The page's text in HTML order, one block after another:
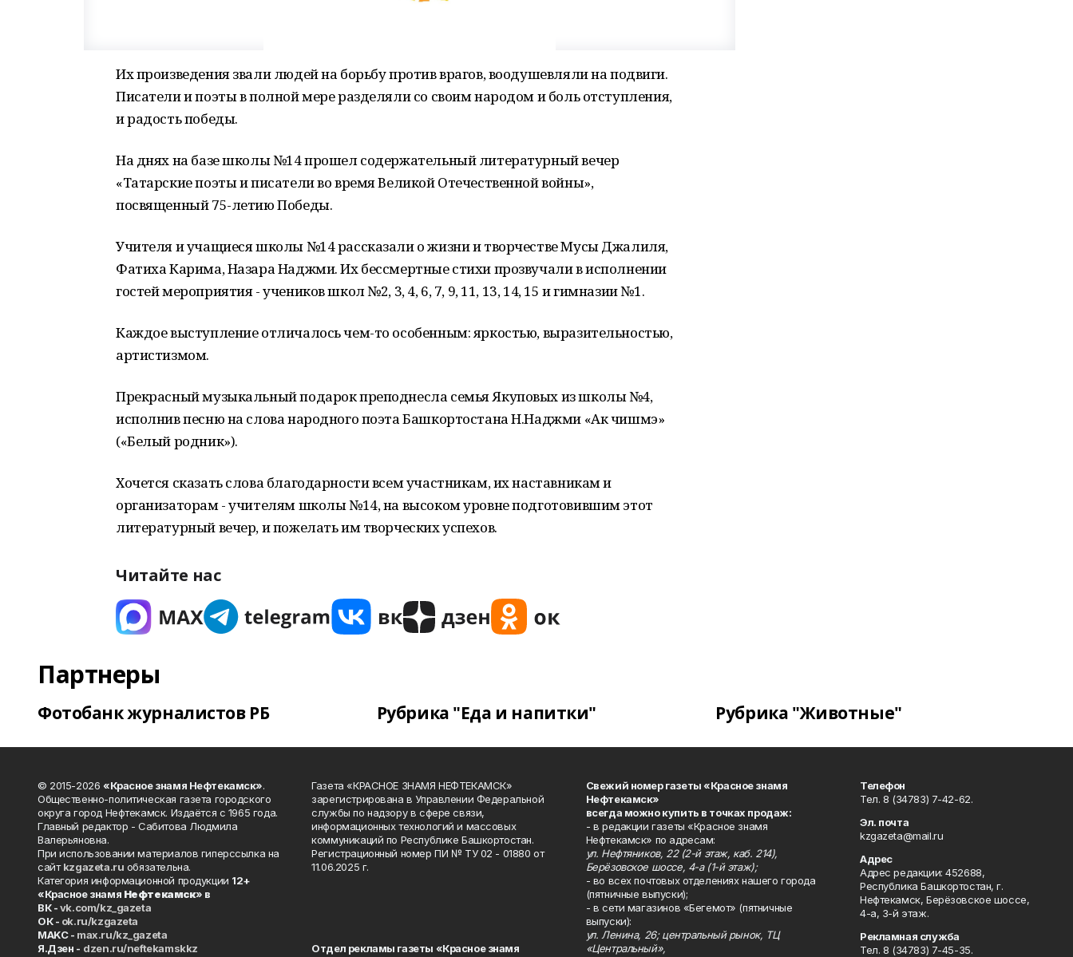
Их произведения звали людей на борьбу против врагов, воодушевляли на подвиги.
Писатели и поэты в полной мере разделяли со своим народом и боль отступления,
и радость победы.
На днях на базе школы №14 прошел содержательный литературный вечер
«Татарские поэты и писатели во время Великой Отечественной войны»,
посвященный 75-летию Победы.
Учителя и учащиеся школы №14 рассказали о жизни и творчестве Мусы Джалиля,
Фатиха Карима, Назара Наджми. Их бессмертные стихи прозвучали в исполнении
гостей мероприятия - учеников школ №2, 3, 4, 6, 7, 9, 11, 13, 14, 15 и гимназии №1.
Каждое выступление отличалось чем-то особенным: яркостью, выразительностью,
артистизмом.
Прекрасный музыкальный подарок преподнесла семья Якуповых из школы №4,
исполнив песню на слова народного поэта Башкортостана Н.Наджми «Ак чишмэ»
(«Белый родник»).
Хочется сказать слова благодарности всем участникам, их наставникам и
организаторам - учителям школы №14, на высоком уровне подготовившим этот
литературный вечер, и пожелать им творческих успехов.
Читайте нас
Партнеры
Фотобанк журналистов РБ Рубрика "Еда и напитки" Рубрика "Животные"
© 2015-2026 «Красное знамя Нефтекамск».
Общественно-политическая газета городского
округа город Нефтекамск. Издаётся с 1965 года.
Главный редактор - Сабитова Людмила
Валерьяновна.
При использовании материалов гиперссылка на
сайтkzgazeta.ru обязательна.
Категория информационной продукции 12+
«Красное знамя Нефтекамск» в
ВК -vk.com/kz_gazeta
ОК - ok.ru/kzgazeta
MAKC - max.ru/kz_gazeta
Я.Дзен - dzen.ru/neftekamskkz
Газета «КРАСНОЕ ЗНАМЯ НЕФТЕКАМСК»
зарегистрирована в Управлении Федеральной
службы по надзору в сфере связи,
информационных технологий и массовых
коммуникаций по Республике Башкортостан.
Регистрационный номер ПИ № ТУ 02 - 01880 от
11.06.2025 г.
Отдел рекламы газеты «Красное знамя
Свежий номер газеты «Красное знамя
Нефтекамск»
всегда можно купить в точках продаж:
- в редакции газеты «Красное знамя
Нефтекамск» по адресам:
ул. Нефтяников, 22 (2-й этаж, каб. 214),
Берёзовское шоссе, 4-а (1-й этаж);
- во всех почтовых отделениях нашего города
(пятничные выпуски);
- в сети магазинов «Бегемот» (пятничные
выпуски):
ул. Ленина, 26; центральный рынок, ТЦ
«Центральный»,
Телефон
Тел. 8 (34783) 7-42-62.
Эл. почта
kzgazeta@mail.ru
Адрес
Адрес редакции: 452688,
Республика Башкортостан, г.
Нефтекамск, Берёзовское шоссе,
4-а, 3-й этаж.
Рекламная служба
Тел. 8 (34783) 7-45-35.